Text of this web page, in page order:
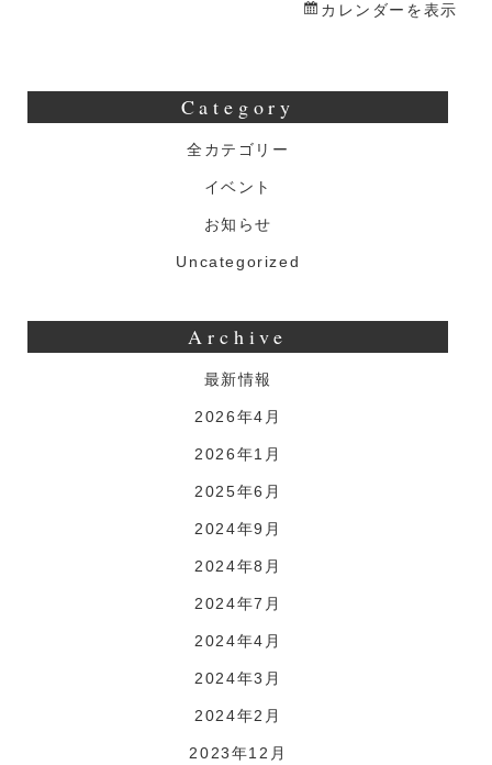
カレンダーを表示
Category
全カテゴリー
イベント
お知らせ
Uncategorized
Archive
最新情報
2026年4月
2026年1月
2025年6月
2024年9月
2024年8月
2024年7月
2024年4月
2024年3月
2024年2月
2023年12月